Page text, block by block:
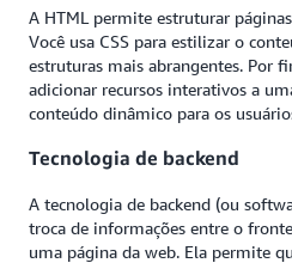
A HTML permite estruturar
Você usa CSS para estilizar o
estruturas mais abrangentes. Por
adicionar recursos interativos a
conteúdo dinâmico para os
Tecnologia de backend
A tecnologia de backend (ou
troca de informações entre o
uma página da web. Ela permite